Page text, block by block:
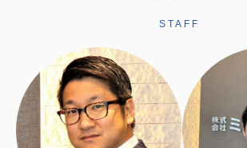
やすい費用や税金の基本から、解体費補
法まで、順を追って分かりやすく解説し
ます。読み進めていただくことで、おお
よその手取り額の考...
STAFF